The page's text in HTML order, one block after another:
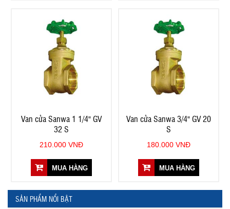
Van cửa Sanwa 1 1/4" GV
32 S
210.000 VNĐ
MUA HÀNG
Van cửa Sanwa 3/4" GV 20
S
180.000 VNĐ
MUA HÀNG
SẢN PHẨM NỔI BẬT